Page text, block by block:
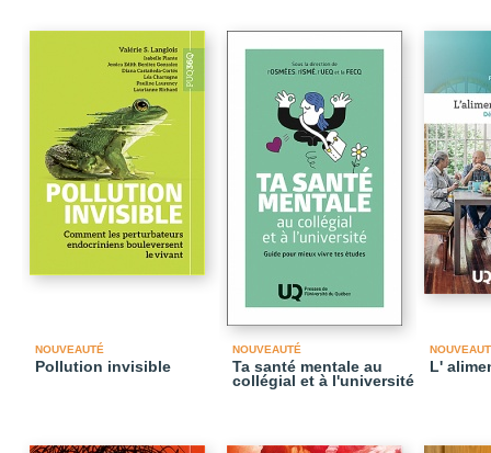
NOUVEAUTÉ
Pollution invisible
NOUVEAUTÉ
Ta santé mentale au
collégial et à l'université
L'